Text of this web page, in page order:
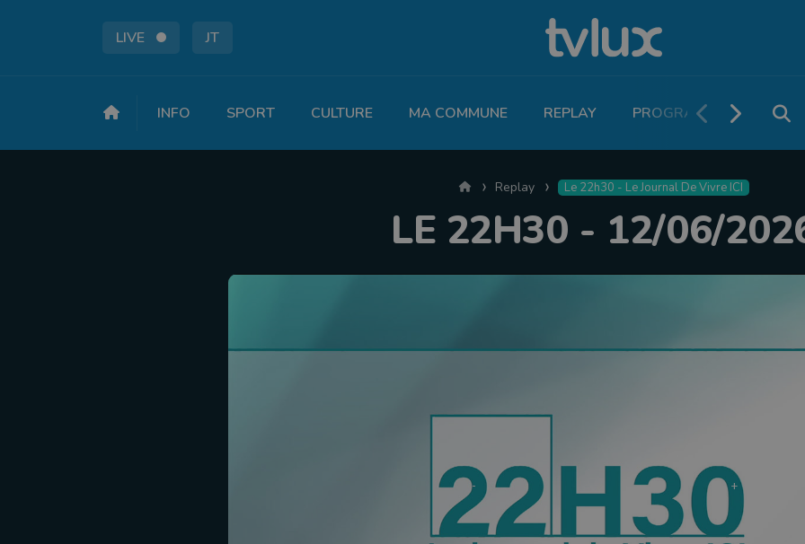
LIVE JT
INFO SPORT CULTURE MA COMMUNE REPLAY PROGRAMME TV
AccueilReplay Le 22h30 - Le Journal De Vivre ICI
LE 22H30 - 12/06/